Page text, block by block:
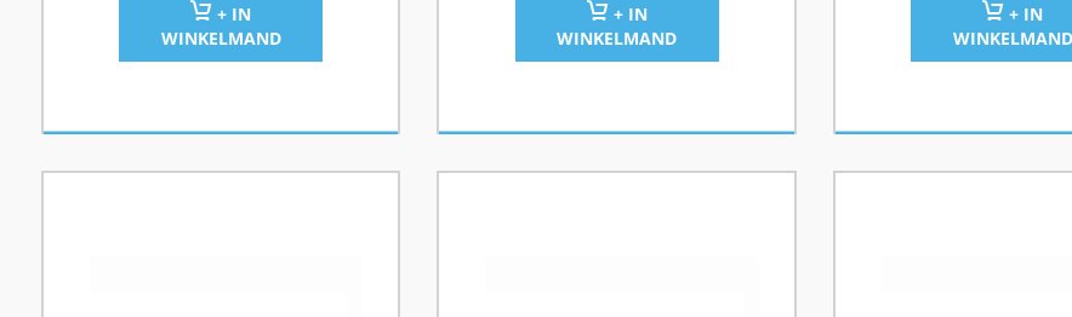
+ IN
WINKELMAND
+ IN
WINKELMAND
+ IN
WINKELMAND